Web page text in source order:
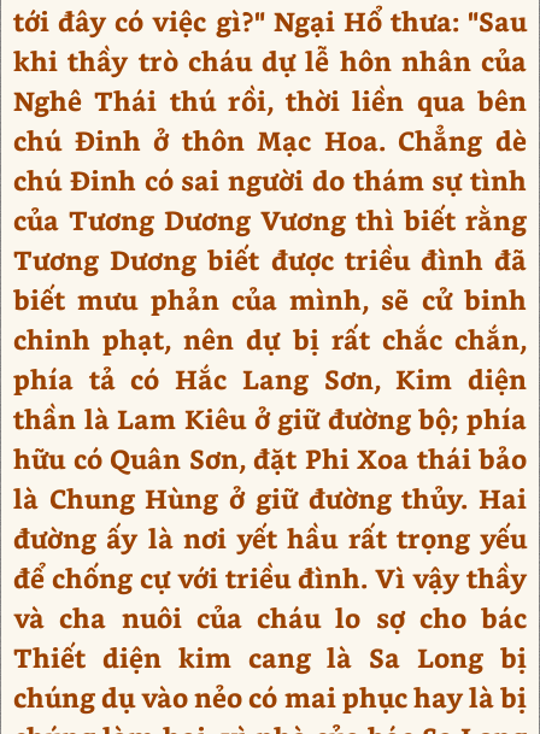
tới đây có việc gì?" Ngại Hổ thưa: "Sau
khi thầy trò cháu dự lễ hôn nhân của
Nghê Thái thú rồi, thời liền qua bên
chú Đinh ở thôn Mạc Hoa. Chẳng dè
chú Đinh có sai người do thám sự tình
của Tương Dương Vương thì biết rằng
Tương Dương biết được triều đình đã
biết mưu phản của mình, sẽ cử binh
chinh phạt, nên dự bị rất chắc chắn,
phía tả có Hắc Lang Sơn, Kim diện
thần là Lam Kiêu ở giữ đường bộ; phía
hữu có Quân Sơn, đặt Phi Xoa thái bảo
là Chung Hùng ở giữ đường thủy. Hai
đường ấy là nơi yết hầu rất trọng yếu
để chống cự với triều đình. Vì vậy thầy
và cha nuôi của cháu lo sợ cho bác
Thiết diện kim cang là Sa Long bị
chúng dụ vào nẻo có mai phục hay là bị